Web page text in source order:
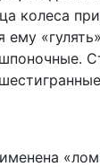
колеса
ему